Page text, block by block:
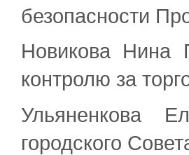
безопасности
Новикова Нина
контролю за
Ульяненкова
городского